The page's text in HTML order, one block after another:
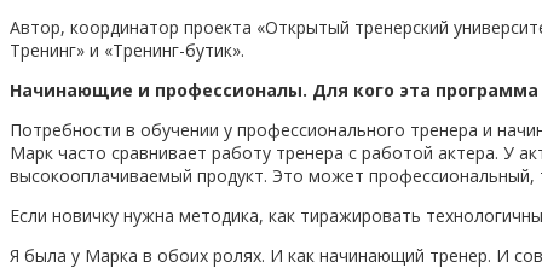
Автор, координатор проекта «Открытый тренерский
Тренинг» и «Тренинг-бутик».
Начинающие и профессионалы. Для кого эта программа
Потребности в обучении у профессионального тренера и
Марк часто сравнивает работу тренера с работой актера. У
высокооплачиваемый продукт. Это может
Если новичку нужна методика, как тиражировать
Я была у Марка в обоих ролях. И как начинающий тренер. И